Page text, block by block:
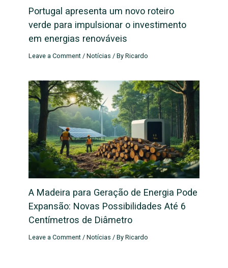
Portugal apresenta um novo roteiro
verde para impulsionar o investimento
em energias renováveis
Leave a Comment /Notícias / ByRicardo
A Madeira para Geração de Energia Pode
Expansão: Novas Possibilidades Até 6
Centímetros de Diâmetro
Leave a Comment /Notícias / ByRicardo